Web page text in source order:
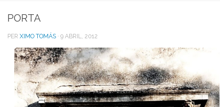
PORTA
PER XIMO TOMÁS · 9 ABRIL, 2012